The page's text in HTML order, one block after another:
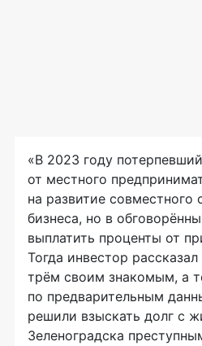
«В 2023 году
от местного
на развитие совместного
бизнеса, но в
выплатить проценты от
Тогда инвестор
трём своим знакомым, а
по предварительным
решили взыскать долг с
Зеленоградска